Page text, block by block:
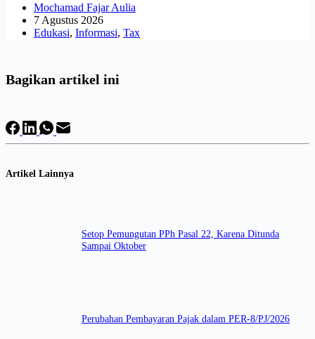
Mochamad Fajar Aulia
7 Agustus 2026
Edukasi, Informasi, Tax
Bagikan artikel ini
Artikel Lainnya
Setop Pemungutan PPh Pasal 22, Karena Ditunda
Sampai Oktober
Perubahan Pembayaran Pajak dalam PER-8/PJ/2026